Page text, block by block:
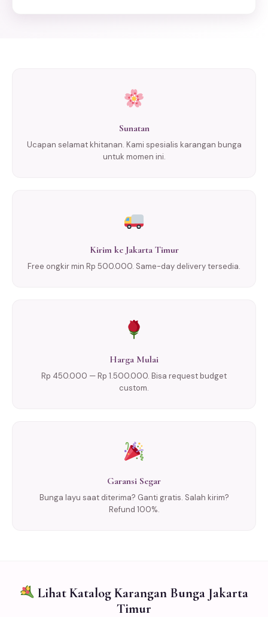
Sunatan
Ucapan selamat khitanan. Kami spesialis karangan bunga
untuk momen ini.
Kirim ke Jakarta Timur
Free ongkir min Rp 500.000. Same-day delivery tersedia.
Harga Mulai
Rp 450.000 — Rp 1.500.000. Bisa request budget
custom.
Garansi Segar
Bunga layu saat diterima? Ganti gratis. Salah kirim?
Refund 100%.
Lihat Katalog Karangan Bunga Jakarta
Timur